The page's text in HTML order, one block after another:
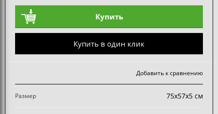
Купить
Купить в один клик
Добавить к сравнению
Размер 75х57х5 см